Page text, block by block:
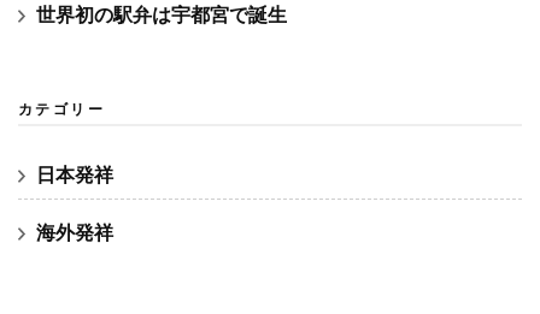
世界初の駅弁は宇都宮で誕生
カテゴリー
日本発祥
海外発祥